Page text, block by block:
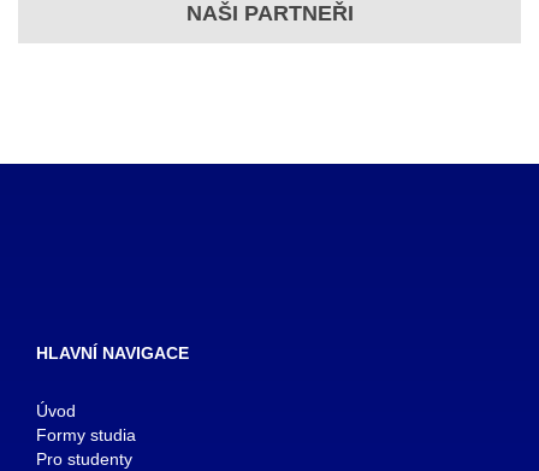
NAŠI PARTNEŘI
HLAVNÍ NAVIGACE
Úvod
Formy studia
Pro studenty